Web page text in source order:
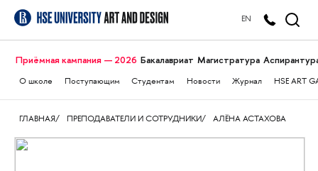
EN
Приёмная кампания — 2026 Бакалавриат Магистратура
О школе Поступающим Студентам Новости Журнал HSE ART
ГЛАВНАЯ ПРЕПОДАВАТЕЛИ И СОТРУДНИКИ АЛЁНА АСТАХОВА